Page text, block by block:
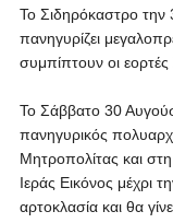
Το Σιδηρόκαστρο την
πανηγυρίζει
συμπίπτουν οι
Το Σάββατο 30
πανηγυρικός
Μητροπολίτας και
Ιεράς Εικόνος μέχρι
αρτοκλασία και θα